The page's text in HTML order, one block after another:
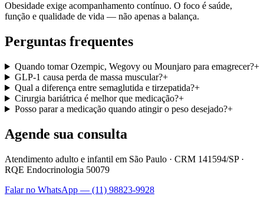
Obesidade exige acompanhamento contínuo. O foco é saúde,
função e qualidade de vida — não apenas a balança.
Perguntas frequentes
Quando tomar Ozempic, Wegovy ou Mounjaro para emagrecer?+
GLP-1 causa perda de massa muscular?+
Qual a diferença entre semaglutida e tirzepatida?+
Cirurgia bariátrica é melhor que medicação?+
Posso parar a medicação quando atingir o peso desejado?+
Agende sua consulta
Atendimento adulto e infantil em São Paulo · CRM 141594/SP·
RQE Endocrinologia 50079
Falar no WhatsApp — (11) 98823-9928